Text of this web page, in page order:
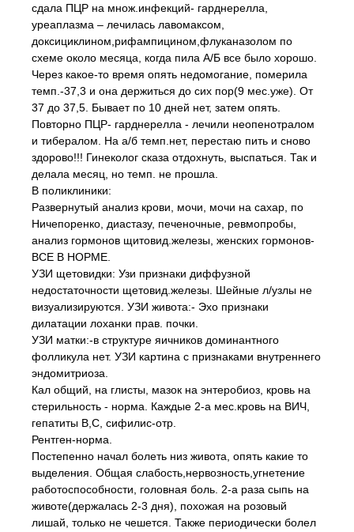
сдала ПЦР на множ.инфекций- гарднерелла,
уреаплазма – лечилась лавомаксом,
доксициклином,рифампицином,флуканазолом по
схеме около месяца, когда пила А/Б все было хорошо.
Через какое-то время опять недомогание, померила
темп.-37,3 и она держиться до сих пор(9 мес.уже). От
37 до 37,5. Бывает по 10 дней нет, затем опять.
Повторно ПЦР- гарднерелла - лечили неопенотралом
и тибералом. На а/б темп.нет, перестаю пить и сново
здорово!!! Гинеколог сказа отдохнуть, выспаться. Так и
делала месяц, но темп. не прошла.
В поликлиники:
Развернутый анализ крови, мочи, мочи на сахар, по
Ничепоренко, диастазу, печеночные, ревмопробы,
анализ гормонов щитовид.железы, женских гормонов-
ВСЕ В НОРМЕ.
УЗИ щетовидки: Узи признаки диффузной
недостаточности щетовид.железы. Шейные л/узлы не
визуализируются. УЗИ живота:- Эхо признаки
дилатации лоханки прав. почки.
УЗИ матки:-в структуре яичников доминантного
фолликула нет. УЗИ картина с признаками внутреннего
эндомитриоза.
Кал общий, на глисты, мазок на энтеробиоз, кровь на
стерильность - норма. Каждые 2-а мес.кровь на ВИЧ,
гепатиты В,С, сифилис-отр.
Рентген-норма.
Постепенно начал болеть низ живота, опять какие то
выделения. Общая слабость,нервозность,угнетение
работоспособности, головная боль. 2-а раза сыпь на
животе(держалась 2-3 дня), похожая на розовый
лишай, только не чешется. Также периодически болел